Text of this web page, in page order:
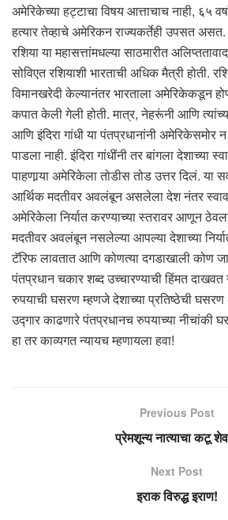
अमेरिकेच्या हट्टाचा विषय आत्ताचाच नाही, ६५
हत्यार तेव्हाचे अमेरिकन राज्यकर्तेही उपसत
रशिया या महासत्तांमधल्या साठमारीत
सोविएत रशियाशी भारताची अधिक मैत्री होती.
विमानखरेदी केल्यानंतर भारताला अमेरिकेकडून
कपात केली गेली होती. मात्र, नेहरूंनी आणि
आणि इंदिरा गांधी या पंतप्रधानांनी
पाडला नाही. इंदिरा गांधींनी तर बांगला देशाच्या
पाहणार्‍या अमेरिकेला तोडीस तोड उत्तर दिलं. या
आर्थिक मदतीवर अवलंबून असलेला देश नंतर
अमेरिकेला निर्यात करण्याच्या स्तरावर आणून
मदतीवर अवलंबून नसलेल्या आपल्या देशाच्या
टॅरिफ लावतात आणि कोणत्या दगडाखाली कोण
पंतप्रधान चकार शब्द उच्चारण्याची हिंमत दाखवत
रुपयाची घसरण म्हणजे देशाच्या प्रतिष्ठेची घसरण
उद्गार काढणारे पंतप्रधानच रुपयाच्या नीचांकी
हा तर काव्यगत न्यायच म्हणायला हवा!
Previous Post
प्रेमशून्य नात्याचा कटू
Next Post
इराक विरुद्ध इराण!